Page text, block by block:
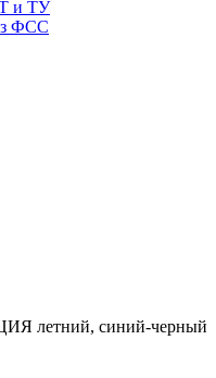
и ТУ
ФСС
летний, синий-черный